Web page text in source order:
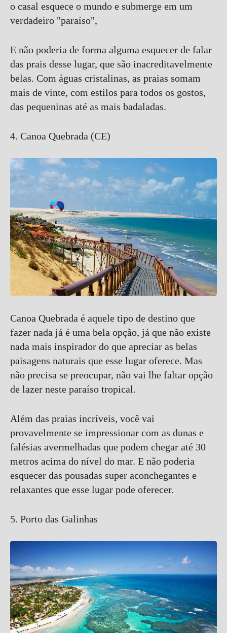
o casal esquece o mundo e submerge em um
verdadeiro "paraíso",
E não poderia de forma alguma esquecer de falar
das prais desse lugar, que são inacreditavelmente
belas. Com águas cristalinas, as praias somam
mais de vinte, com estilos para todos os gostos,
das pequeninas até as mais badaladas.
4. Canoa Quebrada (CE)
Canoa Quebrada é aquele tipo de destino que
fazer nada já é uma bela opção, já que não existe
nada mais inspirador do que apreciar as belas
paisagens naturais que esse lugar oferece. Mas
não precisa se preocupar, não vai lhe faltar opção
de lazer neste paraíso tropical.
Além das praias incríveis, você vai
provavelmente se impressionar com as dunas e
falésias avermelhadas que podem chegar até 30
metros acima do nível do mar. E não poderia
esquecer das pousadas super aconchegantes e
relaxantes que esse lugar pode oferecer.
5. Porto das Galinhas